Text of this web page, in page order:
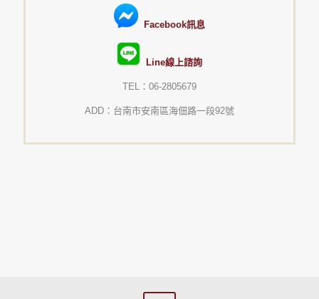
Facebook訊息
Line線上諮詢
TEL：06-2805679
ADD：台南市安南區海佃路一段92號